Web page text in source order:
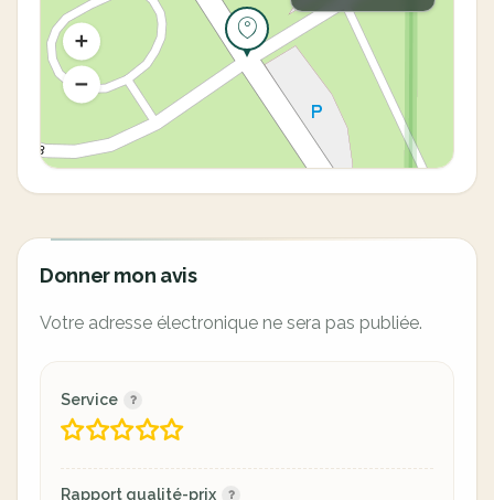
Donner mon avis
Votre adresse électronique ne sera pas publiée.
Service
Rapport qualité-prix